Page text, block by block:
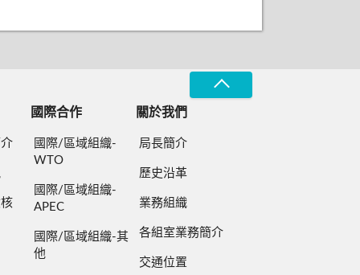
國際合作
國際/區域組織-
WTO
國際/區域組織-
APEC
國際/區域組織-其
他
關於我們
局長簡介
歷史沿革
業務組織
各組室業務簡介
交通位置